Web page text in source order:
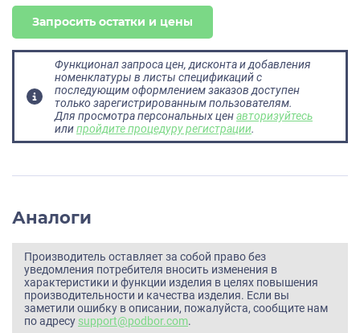
Запросить остатки и цены
Функционал запроса цен, дисконта и добавления
номенклатуры в листы спецификаций с
последующим оформлением заказов доступен
только зарегистрированным пользователям.
Для просмотра персональных ценавторизуйтесь
илипройдите процедуру регистрации.
Аналоги
Производитель оставляет за собой право без
уведомления потребителя вносить изменения в
характеристики и функции изделия в целях повышения
производительности и качества изделия. Если вы
заметили ошибку в описании, пожалуйста, сообщите нам
по адресу support@podbor.com.